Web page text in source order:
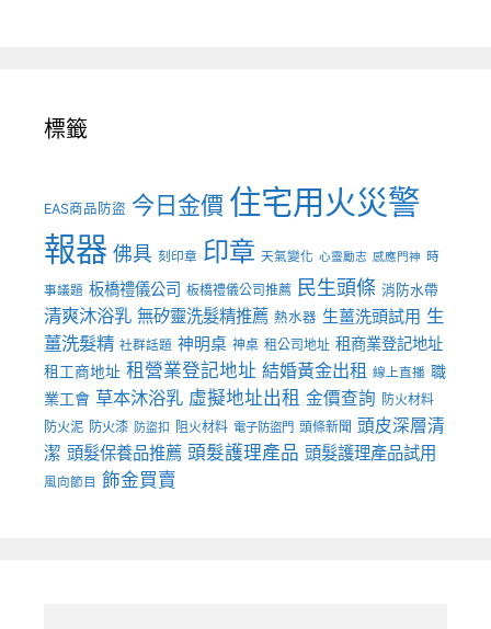
標籤
EAS商品防盜 今日金價 住宅用火災警
報器 佛具 刻印章 印章 天氣變化 心靈勵志 感應門神 時
事議題 板橋禮儀公司 板橋禮儀公司推薦 民生頭條 消防水帶
清爽沐浴乳 無矽靈洗髮精推薦 熱水器 生薑洗頭試用 生
薑洗髮精 社群話題 神明桌 神桌 租公司地址 租商業登記地址
租工商地址 租營業登記地址 結婚黃金出租 線上直播 職
業工會 草本沐浴乳 虛擬地址出租 金價查詢 防火材料
防火泥 防火漆 防盜扣 阻火材料 電子防盜門 頭條新聞 頭皮深層清
潔 頭髮保養品推薦 頭髮護理產品 頭髮護理產品試用
風向節目 飾金買賣